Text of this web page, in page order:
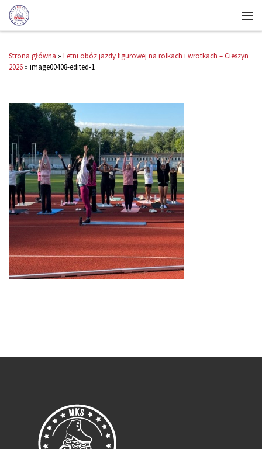
Strona główna » Letni obóz jazdy figurowej na rolkach i wrotkach – Cieszyn
2026 » image00408-edited-1